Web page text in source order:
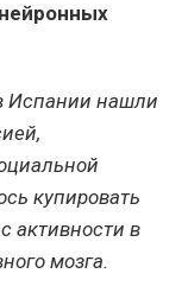
Испании нашли
купировать
активности в
мозга.